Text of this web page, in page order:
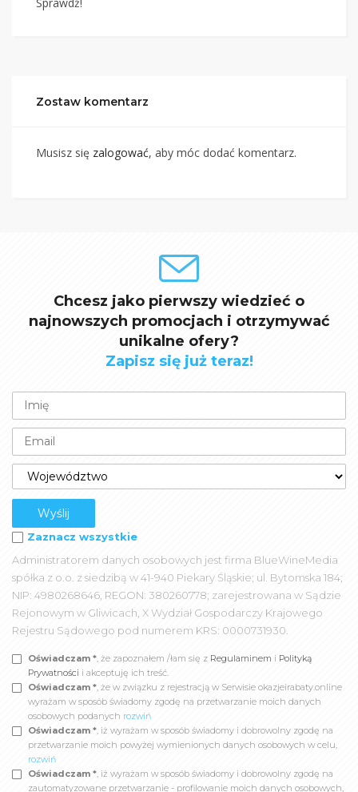
Zostaw komentarz
Musisz się zalogować, aby móc dodać komentarz.
Chcesz jako pierwszy wiedzieć o
najnowszych promocjach i otrzymywać
unikalne ofery?
Zapisz się już teraz!
Zaznacz wszystkie
Administratorem danych osobowych jest firma BlueWineMedia
spółka z o.o. z siedzibą w 41-940 Piekary Śląskie; ul. Bytomska 184;
NIP: 4980268646, REGON: 380260778; zarejestrowana w Sądzie
Rejonowym w Gliwicach, X Wydział Gospodarczy Krajowego
Rejestru Sądowego pod numerem KRS: 0000731930.
Oświadczam *, że zapoznałem /łam się z Regulaminem i Polityką
Prywatności i akceptuję ich treść.
Oświadczam *, że w związku z rejestracją w Serwisie okazjeirabaty.online
wyrażam w sposób świadomy zgodę na przetwarzanie moich danych
osobowych podanych rozwiń
Oświadczam *, iż wyrażam w sposób świadomy i dobrowolny zgodę na
przetwarzanie moich powyżej wymienionych danych osobowych w celu,
rozwiń
Oświadczam *, iż wyrażam w sposób świadomy i dobrowolny zgodę na
zautomatyzowane przetwarzanie - profilowanie moich danych osobowych,